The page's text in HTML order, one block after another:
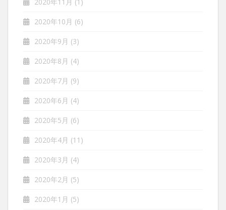
2020年10月 (6)
2020年9月 (3)
2020年8月 (4)
2020年7月 (9)
2020年6月 (4)
2020年5月 (6)
2020年4月 (11)
2020年3月 (4)
2020年2月 (5)
2020年1月 (5)